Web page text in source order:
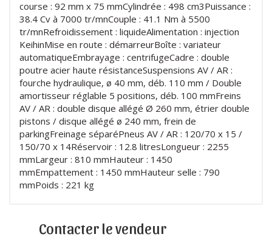
course : 92 mm x 75 mmCylindrée : 498 cm3Puissance :
38.4 Cv à 7000 tr/mnCouple : 41.1 Nm à 5500
tr/mnRefroidissement : liquideAlimentation : injection
KeihinMise en route : démarreurBoîte : variateur
automatiqueEmbrayage : centrifugeCadre : double
poutre acier haute résistanceSuspensions AV / AR :
fourche hydraulique, ø 40 mm, déb. 110 mm / Double
amortisseur réglable 5 positions, déb. 100 mmFreins
AV / AR : double disque allégé Ø 260 mm, étrier double
pistons / disque allégé ø 240 mm, frein de
parkingFreinage séparéPneus AV / AR : 120/70 x 15 /
150/70 x 14Réservoir : 12.8 litresLongueur : 2255
mmLargeur : 810 mmHauteur : 1450
mmEmpattement : 1450 mmHauteur selle : 790
mmPoids : 221 kg
Contacter le vendeur